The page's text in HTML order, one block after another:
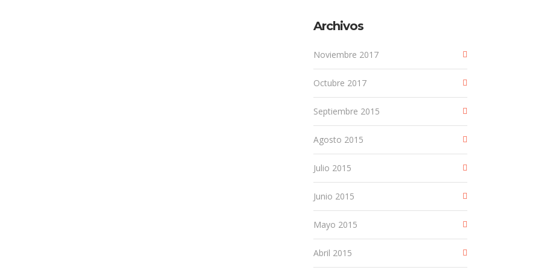
Archivos
Noviembre 2017
Octubre 2017
Septiembre 2015
Agosto 2015
Julio 2015
Junio 2015
Mayo 2015
Abril 2015